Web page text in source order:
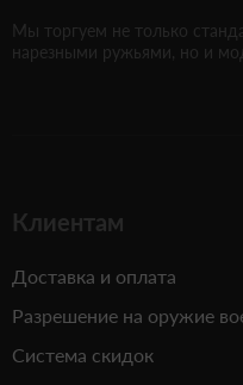
Мы торгуем не только
нарезными ружьями, но и
Клиентам
Доставка и оплата
Разрешение на оружие
Система скидок